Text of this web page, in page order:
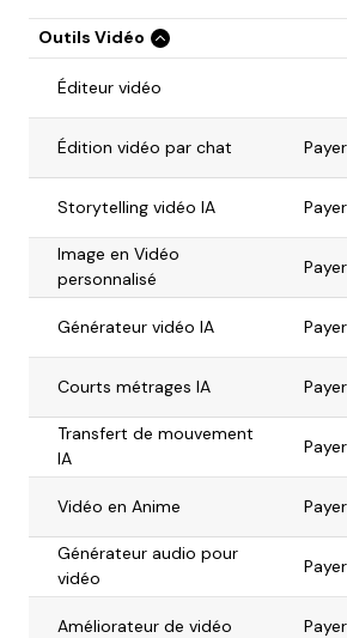
Outils Vidéo
Éditeur vidéo
Édition vidéo par chat
Storytelling vidéo IA
Image en Vidéo
personnalisé
Générateur vidéo IA
Courts métrages IA
Transfert de mouvement
IA
Vidéo en Anime
Générateur audio pour
vidéo
Améliorateur de vidéo